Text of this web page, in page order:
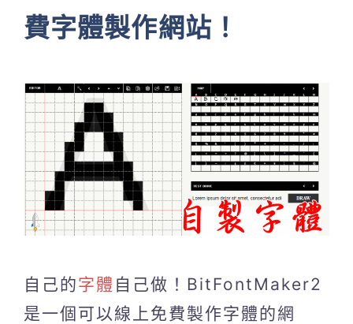
費字體製作網站！
自己的字體 自己做！BitFontMaker2
是一個可以線上免費製作字體的網